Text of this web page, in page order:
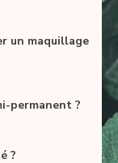
un maquillage
permanent ?
?